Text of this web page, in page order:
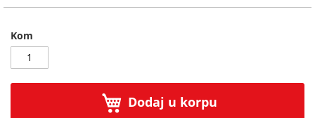
the
gallery
Kom
Dodaj u korpu